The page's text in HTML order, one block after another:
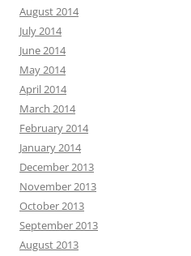
August 2014
July 2014
June 2014
May 2014
April 2014
March 2014
February 2014
January 2014
December 2013
November 2013
October 2013
September 2013
August 2013